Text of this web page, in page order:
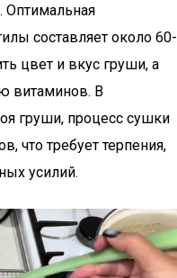
Оптимальная
составляет около 60-
цвет и вкус груши, а
витаминов. В
груши, процесс сушки
что требует терпения,
усилий.